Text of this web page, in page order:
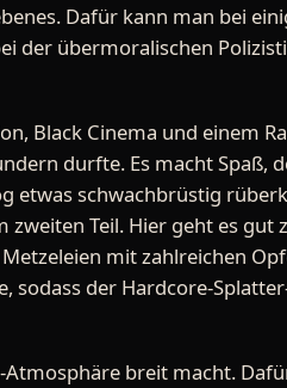
Dafür kann man bei
der übermoralischen
Black Cinema und einem
durfte. Es macht Spaß,
etwas schwachbrüstig
Teil. Hier geht es gut
mit zahlreichen
sodass der Hardcore-
breit macht.